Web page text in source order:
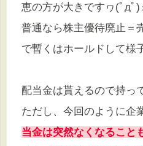
恵の方が大きですヮ(ﾟдﾟ)
普通なら株主優待廃止＝
で暫くはホールドして様
配当金は貰えるので持っ
ただし、今回のように企
当金は突然なくなること